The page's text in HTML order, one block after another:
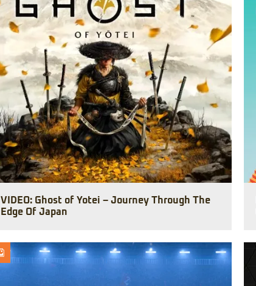
VIDEO: Ghost of Yotei – Journey Through The
Edge Of Japan